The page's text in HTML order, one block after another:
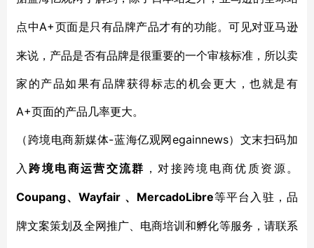
点中A+页面是只有品牌产品才有的功能。可见对亚马逊
来说，产品是否有品牌是很重要的一个审核标准，所以卖
家的产品如果有品牌获得标志的机会更大，也就是有
A+页面的产品几率更大。
（跨境电商新媒体-蓝海亿观网egainnews）文末扫码加
入 跨境电商运营交流群 ，对接跨境电商优质资源。
Coupang、Wayfair 、MercadoLibre等平台入驻，品
牌文案策划及全网推广、电商培训和孵化等服务，请联系